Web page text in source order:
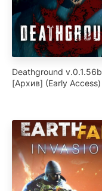
Deathground v.0.1.56b
[Архив] (Early Access)